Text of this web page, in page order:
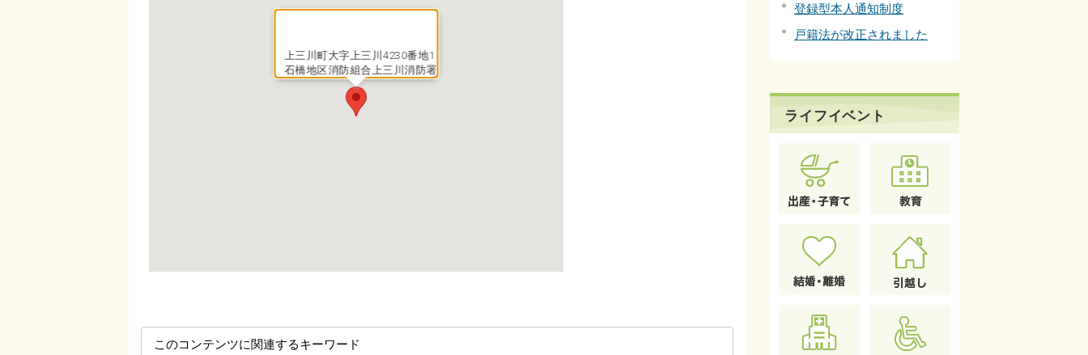
上三川町大字上三川4230番地1
石橋地区消防組合上三川消防署
このコンテンツに関連するキーワード
登録型本人通知制度
戸籍法が改正されました
ライフイベント